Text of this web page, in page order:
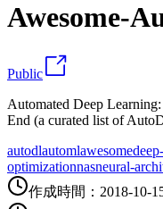
Awesome-
Public
Automated Deep
End (a curated list of
autodlautomlawesome
optimizationnasneural-
作成時間 ： 2018-10-